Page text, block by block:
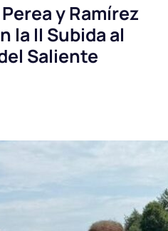
y Ramírez
la II Subida al
Saliente